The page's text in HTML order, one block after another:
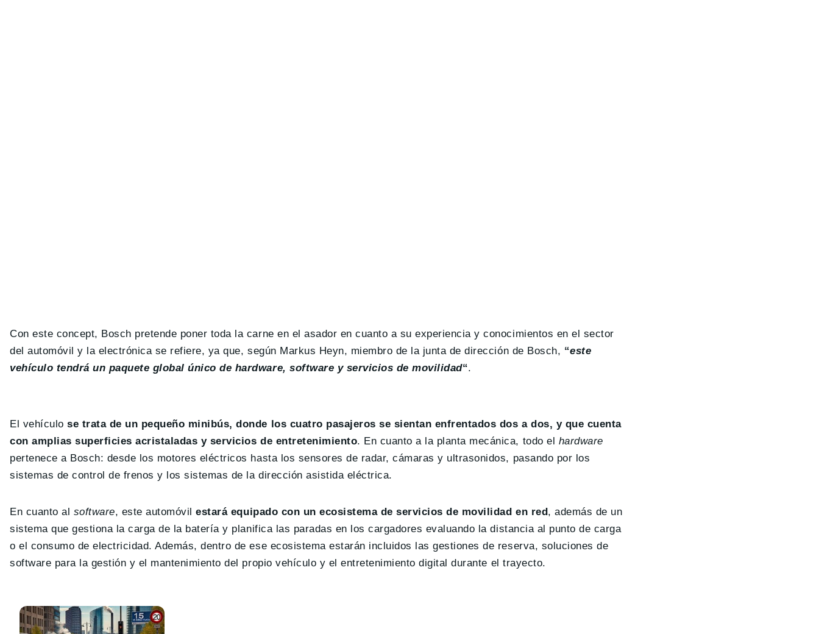
Con este concept, Bosch pretende poner toda la carne en el asador en cuanto a su experiencia y conocimientos en el sector
del automóvil y la electrónica se refiere, ya que, según Markus Heyn, miembro de la junta de dirección de Bosch, “este
vehículo tendrá un paquete global único de hardware, software y servicios de movilidad“.
El vehículo se trata de un pequeño minibús, donde los cuatro pasajeros se sientan enfrentados dos a dos, y que cuenta
con amplias superficies acristaladas y servicios de entretenimiento. En cuanto a la planta mecánica, todo el hardware
pertenece a Bosch: desde los motores eléctricos hasta los sensores de radar, cámaras y ultrasonidos, pasando por los
sistemas de control de frenos y los sistemas de la dirección asistida eléctrica.
En cuanto al software, este automóvilestará equipado con un ecosistema de servicios de movilidad en red , además de un
sistema que gestiona la carga de la batería y planifica las paradas en los cargadores evaluando la distancia al punto de carga
o el consumo de electricidad. Además, dentro de ese ecosistema estarán incluidos las gestiones de reserva, soluciones de
software para la gestión y el mantenimiento del propio vehículo y el entretenimiento digital durante el trayecto.